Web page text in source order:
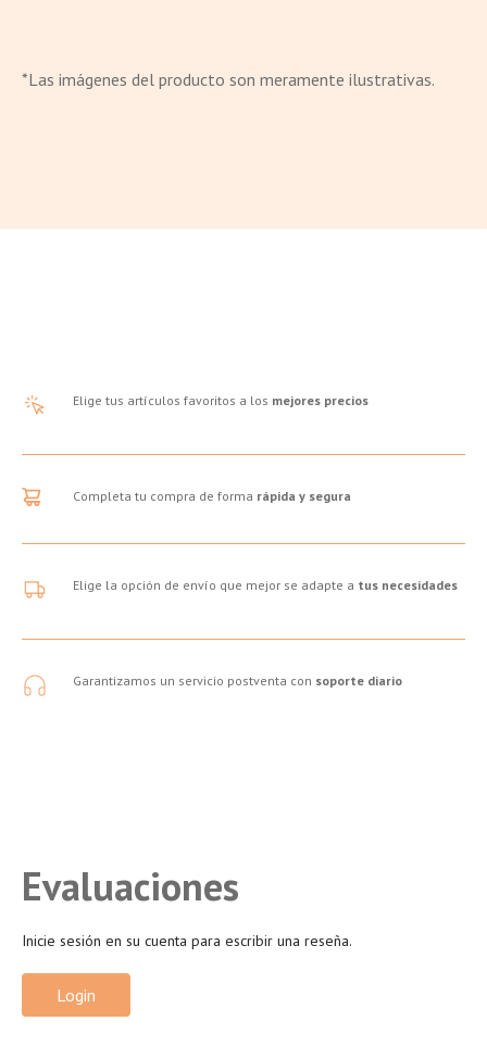
*Las imágenes del producto son meramente ilustrativas.
Elige tus artículos favoritos a los mejores precios
Completa tu compra de forma rápida y segura
Elige la opción de envío que mejor se adapte a tus necesidades
Garantizamos un servicio postventa con soporte diario
Evaluaciones
Inicie sesión en su cuenta para escribir una reseña.
Login